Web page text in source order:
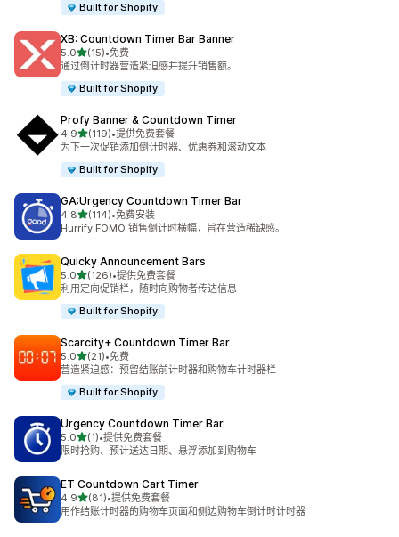
Built for Shopify
XB: Countdown Timer Bar Banner
5.0星（满分 5 星）
(15)
总共 15 条评论
•免费
通过倒计时器营造紧迫感并提升销售额。
Built for Shopify
Profy Banner & Countdown Timer
4.9星（满分 5 星）
(119)
总共 119 条评论
•提供免费套餐
为下一次促销添加倒计时器、优惠券和滚动文本
Built for Shopify
GA:Urgency Countdown Timer Bar
4.8星（满分 5 星）
(114)
总共 114 条评论
•免费安装
Hurrify FOMO 销售倒计时横幅，旨在营造稀缺感。
Quicky Announcement Bars
5.0星（满分 5 星）
(126)
总共 126 条评论
•提供免费套餐
利用定向促销栏，随时向购物者传达信息
Built for Shopify
Scarcity+ Countdown Timer Bar
5.0星（满分 5 星）
(21)
总共 21 条评论
•免费
营造紧迫感：预留结账前计时器和购物车计时器栏
Built for Shopify
Urgency Countdown Timer Bar
5.0星（满分 5 星）
(1)
总共 1 条评论
•提供免费套餐
限时抢购、预计送达日期、悬浮添加到购物车
ET Countdown Cart Timer
4.9星（满分 5 星）
(81)
总共 81 条评论
•提供免费套餐
用作结账计时器的购物车页面和侧边购物车倒计时计时器